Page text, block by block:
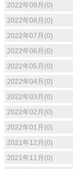
2022年09月(0)
2022年08月(0)
2022年07月(0)
2022年06月(0)
2022年05月(0)
2022年04月(0)
2022年03月(0)
2022年02月(0)
2022年01月(0)
2021年12月(0)
2021年11月(0)